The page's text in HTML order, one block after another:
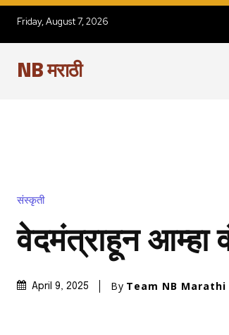
Friday, August 7, 2026
NB मराठी
संस्कृती
वेदमंत्राहून आम्हा
April 9, 2025 By Team NB Marathi